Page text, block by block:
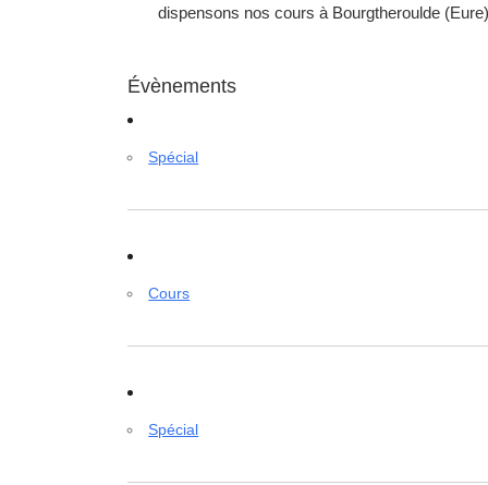
dispensons nos cours à Bourgtheroulde
Évènements
Spécial
Cours
Spécial